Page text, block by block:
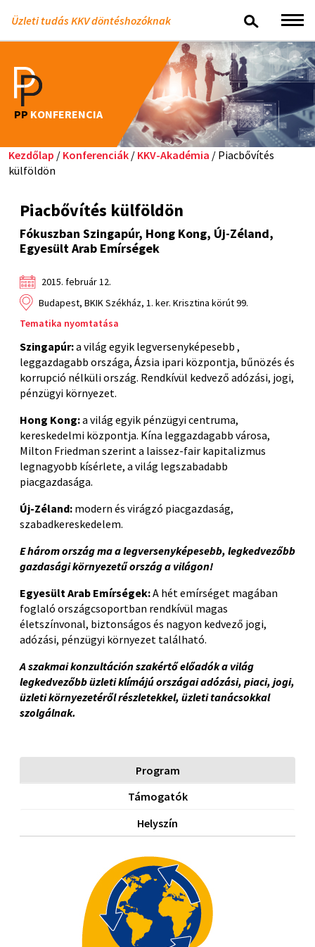
Üzleti tudás KKV döntéshozóknak
PP KONFERENCIA
Kezdőlap / Konferenciák / KKV-Akadémia / Piacbővítés
külföldön
Piacbővítés külföldön
Fókuszban Szingapúr, Hong Kong, Új-Zéland,
Egyesült Arab Emírségek
2015. február 12.
Budapest, BKIK Székház, 1. ker. Krisztina körút 99.
Tematika nyomtatása
Szingapúr:a világ egyik legversenyképesebb ,
leggazdagabb országa, Ázsia ipari központja, bűnözés és
korrupció nélküli ország. Rendkívül kedvező adózási, jogi,
pénzügyi környezet.
Hong Kong:a világ egyik pénzügyi centruma,
kereskedelmi központja. Kína leggazdagabb városa,
Milton Friedman szerint a laissez-fair kapitalizmus
legnagyobb kísérlete, a világ legszabadabb
piacgazdasága.
Új-Zéland: modern és virágzó piacgazdaság,
szabadkereskedelem.
E három ország ma a legversenyképesebb, legkedvezőbb
gazdasági környezetű ország a világon!
Egyesült Arab Emírségek:A hét emírséget magában
foglaló országcsoportban rendkívül magas
életszínvonal, biztonságos és nagyon kedvező jogi,
adózási, pénzügyi környezet található.
A szakmai konzultáción szakértő előadók a világ
legkedvezőbb üzleti klímájú országai adózási, piaci, jogi,
üzleti környezetéről részletekkel, üzleti tanácsokkal
szolgálnak.
Program
Támogatók
Helyszín